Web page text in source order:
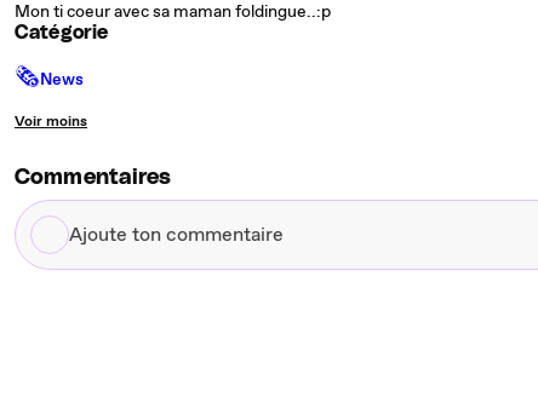
Mon ti coeur avec sa maman foldingue..:p
Catégorie
🗞News
Voir moins
Commentaires
Ajoute
ton